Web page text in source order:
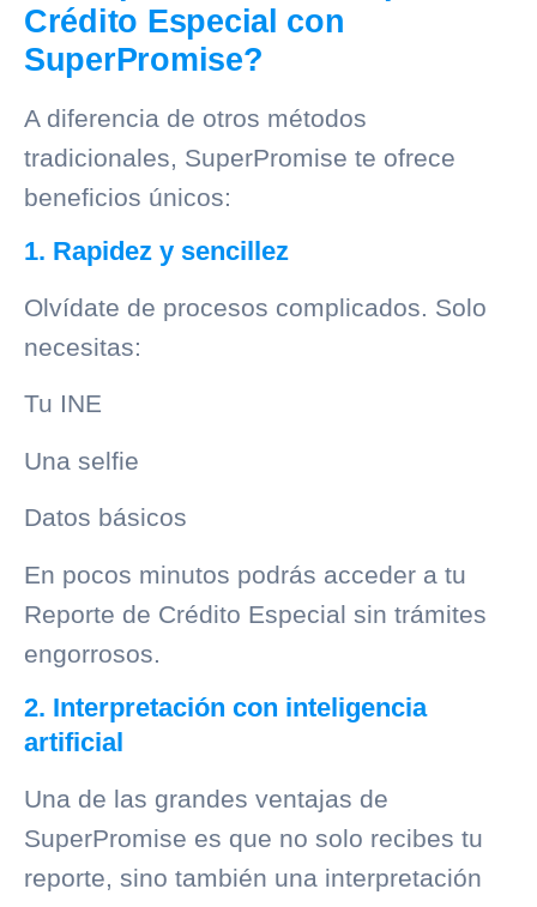
Crédito Especial con
SuperPromise?
A diferencia de otros métodos
tradicionales, SuperPromise te ofrece
beneficios únicos:
1. Rapidez y sencillez
Olvídate de procesos complicados. Solo
necesitas:
Tu INE
Una selfie
Datos básicos
En pocos minutos podrás acceder a tu
Reporte de Crédito Especial sin trámites
engorrosos.
2. Interpretación con inteligencia
artificial
Una de las grandes ventajas de
SuperPromise es que no solo recibes tu
reporte, sino también una interpretación